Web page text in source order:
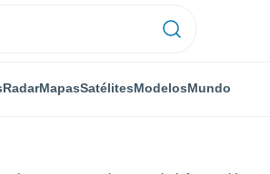
RadarMapasSatélitesModelosMundo